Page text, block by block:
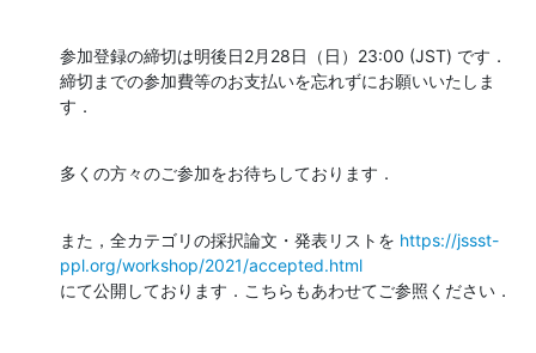
参加登録の締切は明後日2月28日（日）23:00 (JST) です．
締切までの参加費等のお支払いを忘れずにお願いいたしま
す．
多くの方々のご参加をお待ちしております．
また，全カテゴリの採択論文・発表リストを https://jssst-
ppl.org/workshop/2021/accepted.html
にて公開しております．こちらもあわせてご参照ください．